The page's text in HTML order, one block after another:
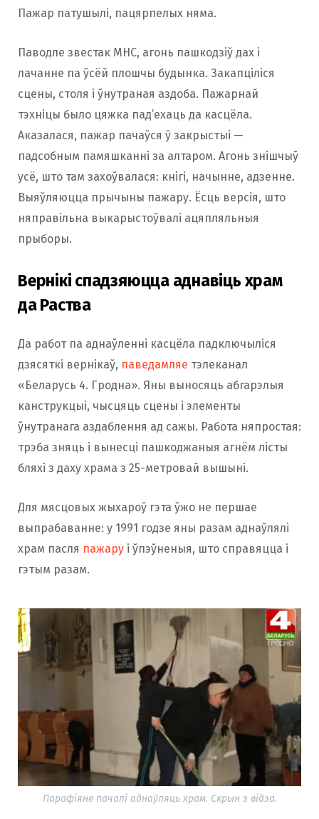
Пажар патушылі, пацярпелых няма.
Паводле звестак МНС, агонь пашкодзіў дах і
лачанне па ўсёй плошчы будынка. Закапціліся
сцены, столя і ўнутраная аздоба. Пажарнай
тэхніцы было цяжка пад’ехаць да касцёла.
Аказалася, пажар пачаўся ў закрыстыі —
падсобным памяшканні за алтаром. Агонь знішчыў
усё, што там захоўвалася: кнігі, начынне, адзенне.
Выяўляюцца прычыны пажару. Ёсць версія, што
няправільна выкарыстоўвалі ацяпляльныя
прыборы.
Вернікі спадзяюцца аднавіць храм
да Раства
Да работ па аднаўленні касцёла падключыліся
дзясяткі вернікаў, паведамляе тэлеканал
«Беларусь 4. Гродна». Яны выносяць абгарэлыя
канструкцыі, чысцяць сцены і элементы
ўнутранага аздаблення ад сажы. Работа няпростая:
трэба зняць і вынесці пашкоджаныя агнём лісты
бляхі з даху храма з 25-метровай вышыні.
Для мясцовых жыхароў гэта ўжо не першае
выпрабаванне: у 1991 годзе яны разам аднаўлялі
храм пасля пажару і ўпэўненыя, што справяцца і
гэтым разам.
Парафіяне пачалі аднаўляць храм. Скрын з відэа.